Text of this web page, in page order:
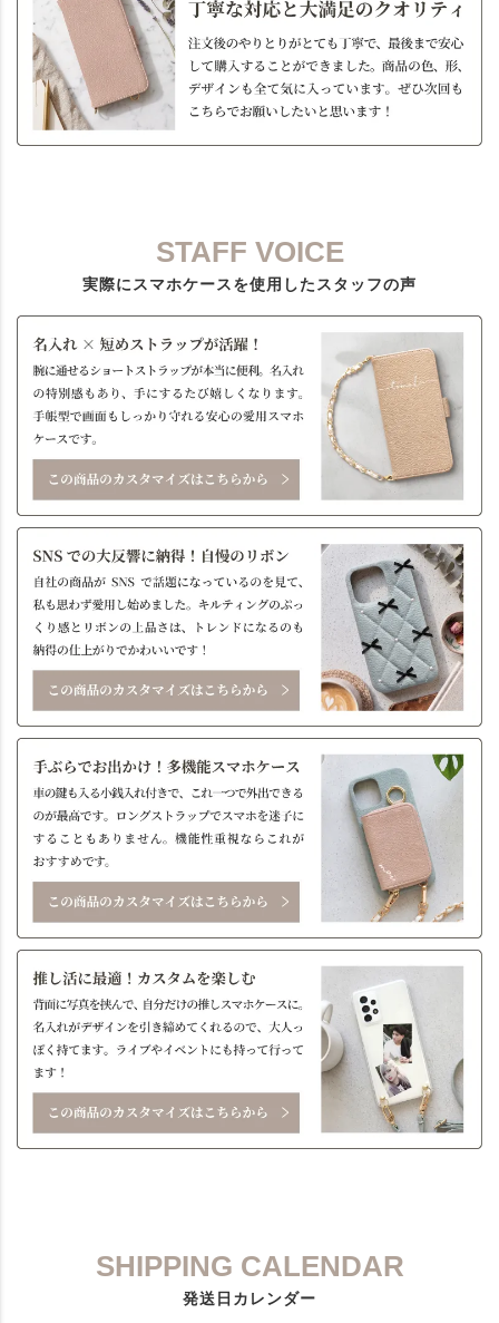
STAFF VOICE
実際にスマホケースを使用したスタッフの声
SHIPPING CALENDAR
発送日カレンダー